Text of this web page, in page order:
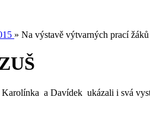
» Na výstavě výtvarných prací
a Davídek ukázali i svá